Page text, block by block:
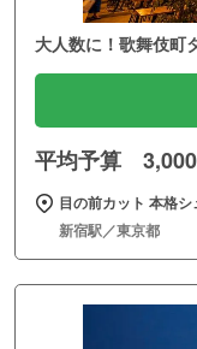
大人数に！歌舞伎町
平均予算
目の前カット 本格
新宿駅／東京都